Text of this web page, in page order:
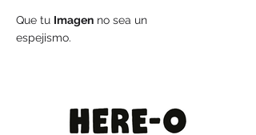
Que tu Imagen no sea un
espejismo.